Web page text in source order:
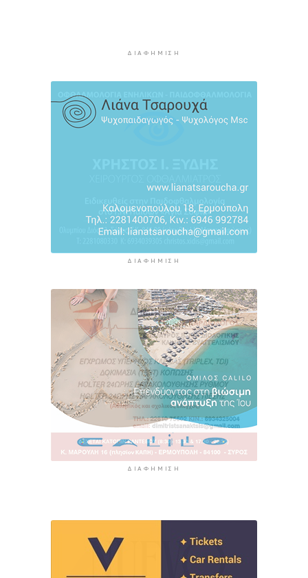
Προληπτική ανάκληση παρτίδας μαρμελάδας
φράουλα
11 ώρες 44 λεπτά πρίν
ΔΙΑΦΉΜΙΣΗ
ΔΙΑΦΉΜΙΣΗ
ΔΙΑΦΉΜΙΣΗ